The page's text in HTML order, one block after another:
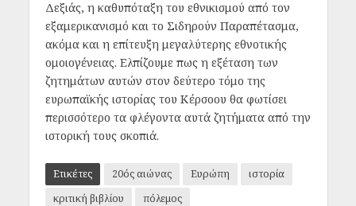
Δεξιάς, η καθυπόταξη του εθνικισμού από τον
εξαμερικανισμό και το Σιδηρούν Παραπέτασμα,
ακόμα και η επίτευξη μεγαλύτερης εθνοτικής
ομοιογένειας. Ελπίζουμε πως η εξέταση των
ζητημάτων αυτών στον δεύτερο τόμο της
ευρωπαϊκής ιστορίας του Κέρσοου θα φωτίσει
περισσότερο τα φλέγοντα αυτά ζητήματα από την
ιστορική τους σκοπιά.
Ετικέτες 20ός αιώνας Ευρώπη
ιστορία
κριτική βιβλίου
πόλεμος